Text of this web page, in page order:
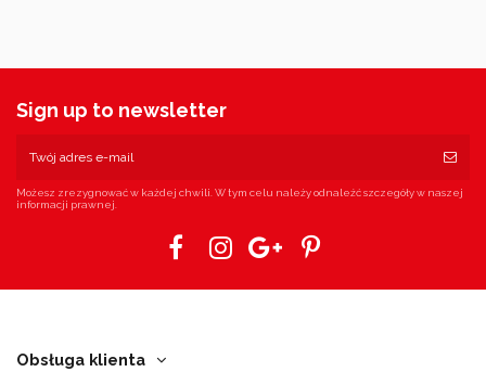
Sign up to newsletter
Możesz zrezygnować w każdej chwili. W tym celu należy odnaleźć szczegóły w naszej
informacji prawnej.
Obsługa klienta